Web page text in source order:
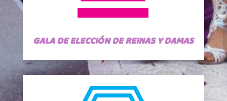
GALA DE ELECCIÓN DE REINAS Y DAMAS